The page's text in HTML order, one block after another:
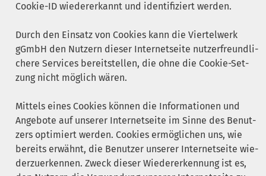
Coo­kie-ID wie­der­erkannt und iden­ti­fi­ziert werden.
Durch den Ein­satz von Coo­kies kann die Vier­tel­werk
gGmbH den Nut­zern die­ser Inter­net­sei­te nut­zer­freund­li­
che­re Ser­vices bereit­stel­len, die ohne die Coo­kie-Set­
zung nicht mög­lich wären.
Mit­tels eines Coo­kies kön­nen die Infor­ma­tio­nen und
Ange­bo­te auf unse­rer Inter­net­sei­te im Sin­ne des Benut­
zers opti­miert wer­den. Coo­kies ermög­li­chen uns, wie
bereits erwähnt, die Benut­zer unse­rer Inter­net­sei­te wie­
der­zu­er­ken­nen. Zweck die­ser Wie­der­erken­nung ist es,